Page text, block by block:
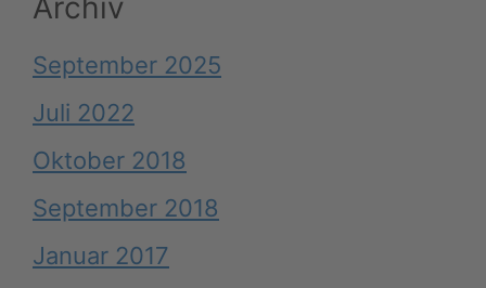
Archiv
September 2025
Juli 2022
Oktober 2018
September 2018
Januar 2017